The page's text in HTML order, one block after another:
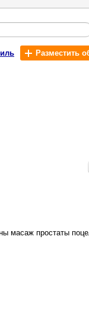
Разместить
масаж простаты